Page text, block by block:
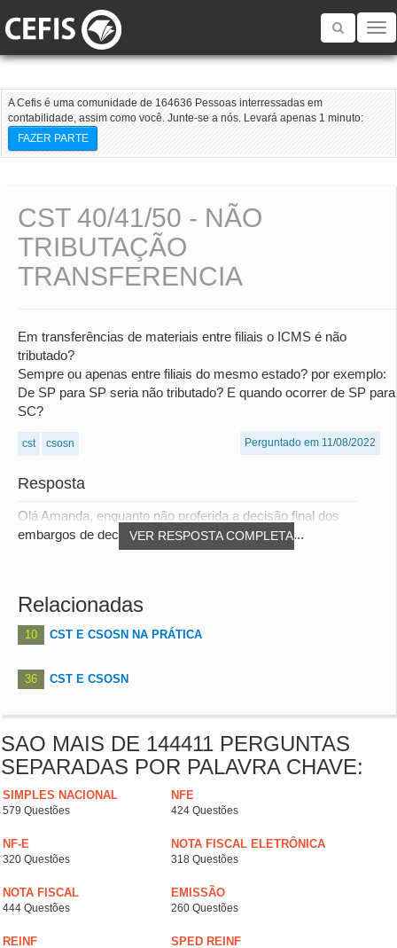
Toggle
A Cefis é uma comunidade de 164636 Pessoas interressadas em
contabilidade, assim como você. Junte-se a nós. Levará apenas 1 minuto:
FAZER PARTE
CST 40/41/50 - NÃO
TRIBUTAÇÃO
TRANSFERENCIA
Em transferências de materiais entre filiais o ICMS é não
tributado?
Sempre ou apenas entre filiais do mesmo estado? por exemplo:
De SP para SP seria não tributado? E quando ocorrer de SP para
SC?
cst csosn Perguntado em 11/08/2022
Resposta
VER RESPOSTA COMPLETA
Olá Amanda, enquanto não proferida a decisão final dos
embargos de declaração, conforme a Resposta...
Relacionadas
10 CST E CSOSN NA PRÁTICA
36 CST E CSOSN
SAO MAIS DE 144411 PERGUNTAS
SEPARADAS POR PALAVRA CHAVE:
SIMPLES NACIONAL
579 Questões
NFE
424 Questões
NF-E
320 Questões
NOTA FISCAL ELETRÔNICA
318 Questões
NOTA FISCAL
444 Questões
EMISSÃO
260 Questões
REINF SPED REINF